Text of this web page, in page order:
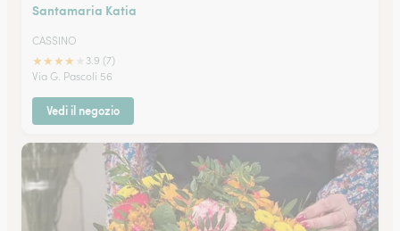
Santamaria Katia
CASSINO
★★★★
3.9 (7)
Via G. Pascoli 56
Vedi il negozio